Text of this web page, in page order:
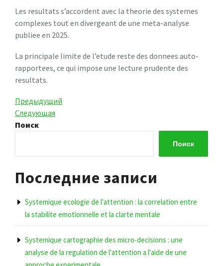
Les resultats s’accordent avec la theorie des systemes
complexes tout en divergeant de une meta-analyse
publiee en 2025.
La principale limite de l’etude reste des donnees auto-
rapportees, ce qui impose une lecture prudente des
resultats.
Навигация
по
записям
Предыдущая
запись
Предыдущий
Следующая
запись
Следующая
Поиск
Поиск
Последние записи
Systemique ecologie de l'attention : la correlation entre
la stabilite emotionnelle et la clarte mentale
Systemique cartographie des micro-decisions : une
analyse de la regulation de l'attention a l'aide de une